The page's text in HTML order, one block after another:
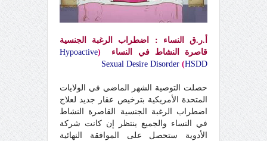
أ.ر.ق النساء : اضطراب الرغبة الجنسية
قاصرة النشاط في النساء
(
Hypoactive
Sexual Desire Disorder (HSDD
حصلت التوصية الشهر الماضي في الولايات
المتحدة الأمريكية بترخيص عقار جديد لعلاج
اضطراب الرغبة الجنسية القاصرة النشاط
في النساء والجميع ينتظر إن كانت شركة
الأدوية ستحصل على الموافقة النهائية